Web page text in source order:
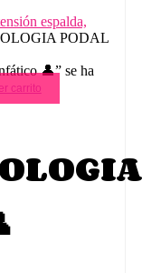
espalda,
PODAL
👤” se ha
carrito